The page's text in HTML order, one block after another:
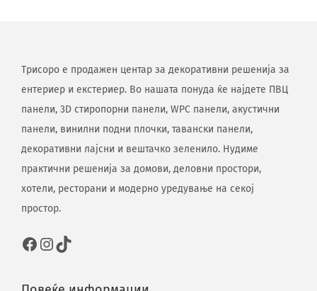
Трисоро е продажен центар за декоративни решенија за
ентериер и екстериер. Во нашата понуда ќе најдете ПВЦ
панели, 3D стиропорни панели, WPC панели, акустични
панели, винилни подни плочки, тавански панели,
декоративни лајсни и вештачко зеленило. Нудиме
практични решенија за домови, деловни простори,
хотели, ресторани и модерно уредување на секој
простор.